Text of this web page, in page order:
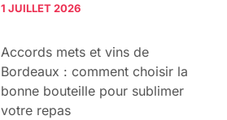
1 JUILLET 2026
Accords mets et vins de
Bordeaux : comment choisir la
bonne bouteille pour sublimer
votre repas